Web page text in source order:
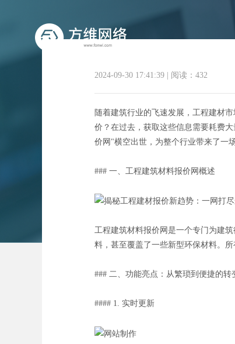
揭秘工程建材报价新
2024-09-30 17:41:39 阅读：432
随着建筑行业的飞速发展，工程建材
价？在过去，获取这些信息需要耗费
价网"横空出世，为整个行业带来了一
### 一、工程建筑材料报价网概述
工程建筑材料报价网是一个专门为建
料，甚至覆盖了一些新型环保材料。
### 二、功能亮点：从繁琐到便捷的转
#### 1. 实时更新